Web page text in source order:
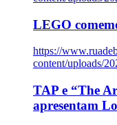
LEGO
https://
content/uploads/
TAP e “The
apresentam